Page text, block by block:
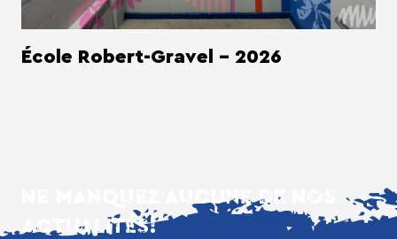
École Robert-Gravel - 2026
NE MANQUEZ AUCUNE DE NOS
ACTUALITÉS!